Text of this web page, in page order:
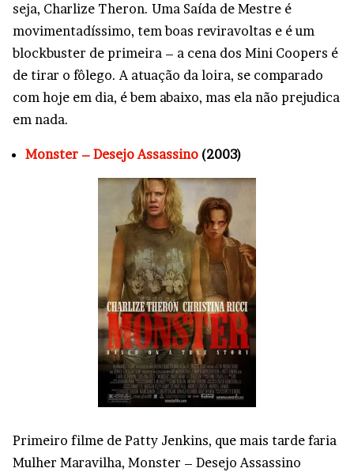
seja, Charlize Theron. Uma Saída de Mestre é
movimentadíssimo, tem boas reviravoltas e é um
blockbuster de primeira – a cena dos Mini Coopers é
de tirar o fôlego. A atuação da loira, se comparado
com hoje em dia, é bem abaixo, mas ela não prejudica
em nada.
Monster – Desejo Assassino (2003)
Primeiro filme de Patty Jenkins, que mais tarde faria
Mulher Maravilha, Monster – Desejo Assassino